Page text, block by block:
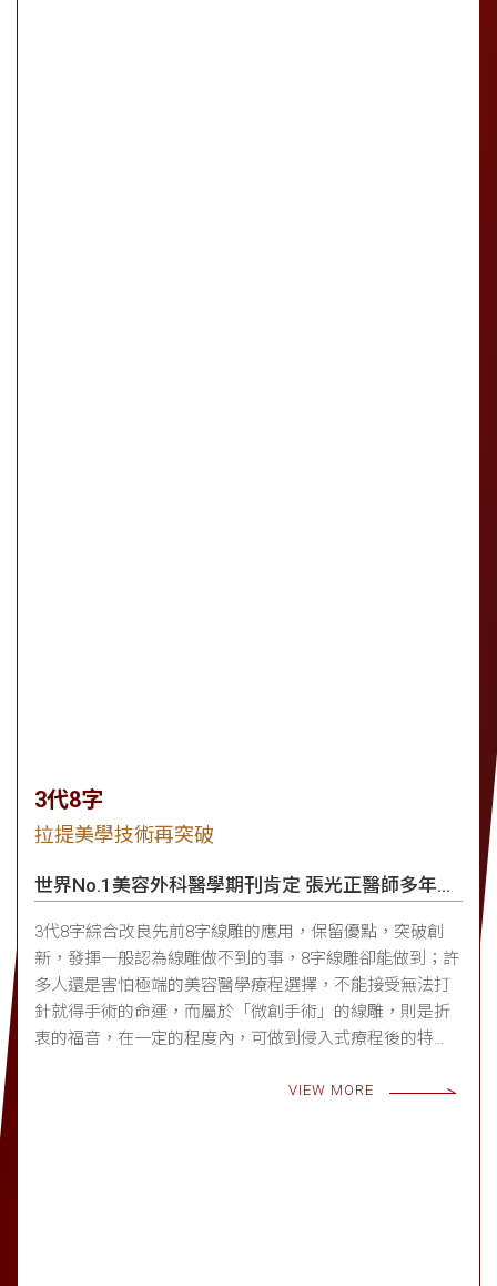
3代8字
拉提美學技術再突破
世界No.1美容外科醫學期刊肯定 張光正醫師多年研
3代8字綜合改良先前8字線雕的應用，保留優點，突破創
新，發揮一般認為線雕做不到的事，8字線雕卻能做到；許
多人還是害怕極端的美容醫學療程選擇，不能接受無法打
針就得手術的命運，而屬於「微創手術」的線雕，則是折
衷的福音，在一定的程度內，可做到侵入式療程後的特
VIEW MORE